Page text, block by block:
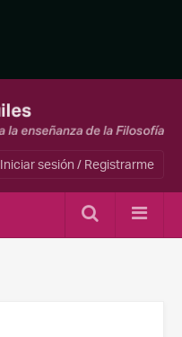
Iniciar sesión / Registrarme